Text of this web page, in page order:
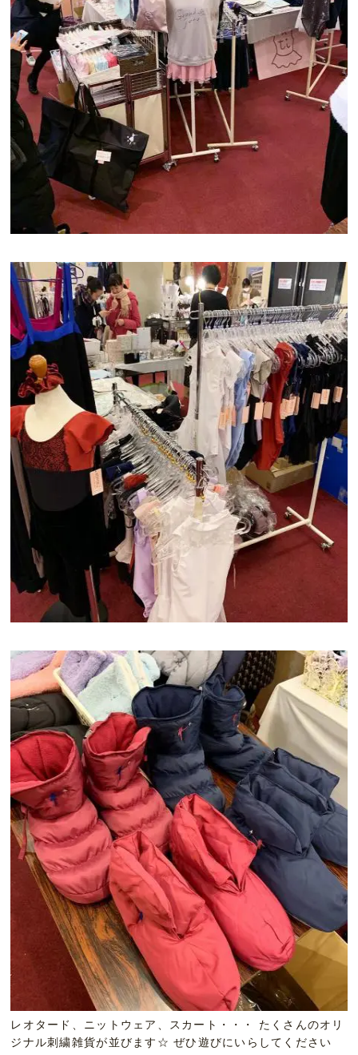
レオタード、ニットウェア、スカート・・・ たくさんのオリ
ジナル刺繍雑貨が並びます☆ ぜひ遊びにいらしてください